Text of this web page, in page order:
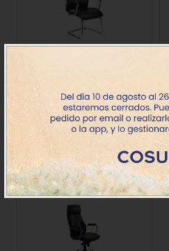
Precio
187.56€